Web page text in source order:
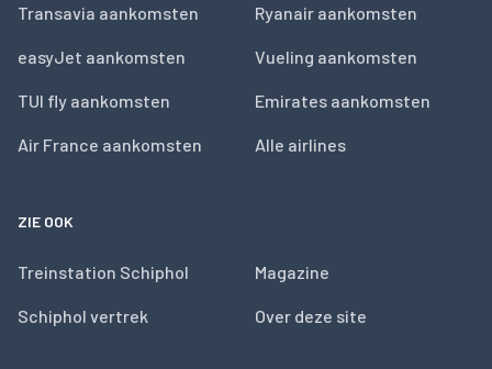
Transavia aankomsten
easyJet aankomsten
TUI fly aankomsten
Air France aankomsten
Ryanair aankomsten
Vueling aankomsten
Emirates aankomsten
Alle airlines
ZIE OOK
Treinstation Schiphol
Schiphol vertrek
Magazine
Over deze site